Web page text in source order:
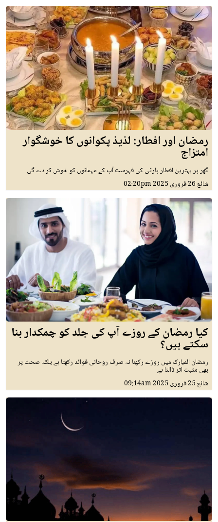
رمضان اور افطار: لذیذ پکوانوں کا خوشگوار
امتزاج
گھر پر بہترین افطار پارٹی کی فہرست آپ کے مہمانوں کو خوش کر دے گی
شائع26 فروری 2025 02:20pm
کیا رمضان کے روزے آپ کی جلد کو چمکدار بنا
سکتے ہیں؟
رمضان المبارک میں روزے رکھنا نہ صرف روحانی فوائد رکھتا ہے بلکہ صحت پر
بھی مثبت اثر ڈالتا ہے
شائع25 فروری 2025 09:14am